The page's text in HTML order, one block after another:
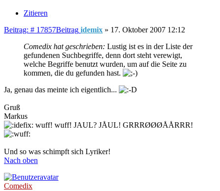
Zitieren
Beitrag: # 17857Beitrag idemix » 17. Oktober 2007 12:12
Comedix hat geschrieben: Lustig ist es in der Liste der
gefundenen Suchbegriffe, denn dort steht verewigt,
welche Begriffe benutzt wurden, um auf die Seite zu
kommen, die du gefunden hast.
Ja, genau das meinte ich eigentlich...
Gruß
Markus
wuff! wuff! JAUL? JÅUL! GRRRØØØÅÅRRR!
Und so was schimpft sich Lyriker!
Nach oben
Comedix